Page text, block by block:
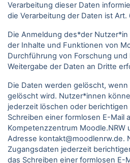
Verarbeitung dieser Daten
die Verarbeitung der Daten ist Art.
Die Anmeldung des*der
der Inhalte und Funktionen von
Durchführung von Forschung und
Weitergabe der Daten an Dritte
Die Daten werden gelöscht,
gelöscht wird. Nutzer*innen
jederzeit löschen oder
Schreiben einer formlosen E-Mail
Kompetenzzentrum Moodle.NRW
Adresse kontakt@moodlenrw.de.
Zugangsdaten jederzeit
das Schreiben einer formlosen E-